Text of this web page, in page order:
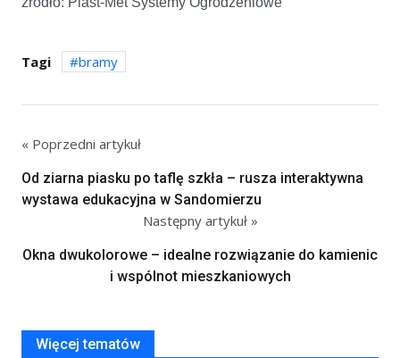
Tagi bramy
« Poprzedni artykuł
Od ziarna piasku po taflę szkła – rusza interaktywna
wystawa edukacyjna w Sandomierzu
Następny artykuł »
Okna dwukolorowe – idealne rozwiązanie do kamienic
i wspólnot mieszkaniowych
Więcej tematów